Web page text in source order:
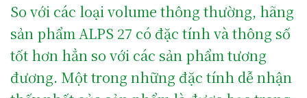
So với các loại volume thông thường, hãng
sản phẩm ALPS 27 có đặc tính và thông số
tốt hơn hẳn so với các sản phẩm tương
đương. Một trong những đặc tính dễ nhận